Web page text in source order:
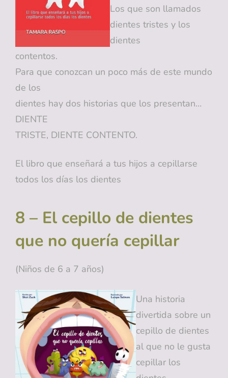
Los que son llamados
dientes tristes y los
dientes
contentos.
Para que conozcan un poco más de este mundo
de los
dientes hay dos historias que los presentan…
DIENTE
TRISTE, DIENTE CONTENTO.
El libro que enseñará a tus hijos a cepillarse
todos los días los dientes
8 – El cepillo de dientes
que no quería cepillar
(Niños de 6 a 7 años)
Una historia
divertida sobre un
cepillo de dientes
al que no le gusta
cepillar los